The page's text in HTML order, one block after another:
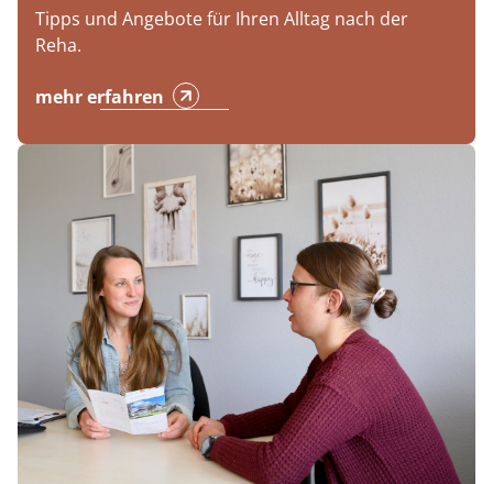
Tipps und Angebote für Ihren Alltag nach der
Reha.
mehr erfahren